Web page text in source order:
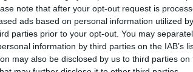
note that after your opt-out request is
ads based on personal information utilized
parties prior to your opt-out. You may
information by third parties on the IAB’s
may also be disclosed by us to third parties on